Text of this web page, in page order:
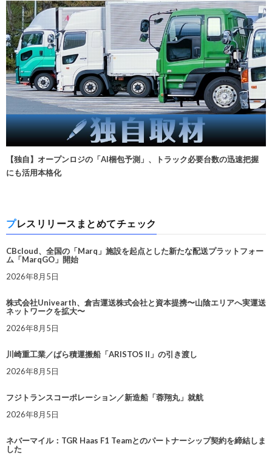
【独自】オープンロジの「AI梱包予測」、トラック必要台数の迅速把握
にも活用本格化
プレスリリースまとめてチェック
CBcloud、全国の「Marq」施設を起点とした新たな配送プラットフォー
ム「MarqGO」開始
2026年8月5日
株式会社Univearth、倉吉運送株式会社と資本提携〜山陰エリアへ実運送
ネットワークを拡大〜
2026年8月5日
川崎重工業／ばら積運搬船「ARISTOS II」の引き渡し
2026年8月5日
フジトランスコーポレーション／新造船「蓉翔丸」就航
2026年8月5日
ネバーマイル：TGR Haas F1 Teamとのパートナーシップ契約を締結しま
した